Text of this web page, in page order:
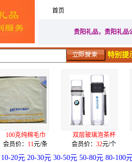
首页
贵阳礼品，贵阳礼品
特别提
双层玻璃泡茶杯
会员价：
32元/个
电源U盘签字笔三
会员价： 155元/套
10-20元 20-30元 30-50元 50-80元 80-100